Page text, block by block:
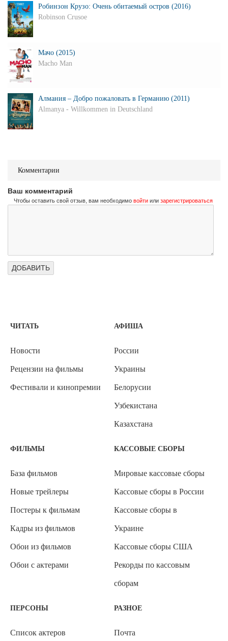
Робинзон Крузо: Очень обитаемый остров (2016)
Robinson Crusoe
Мачо (2015)
Macho Man
Алмания – Добро пожаловать в Германию (2011)
Almanya - Willkommen in Deutschland
Комментарии
Ваш комментарий
Чтобы оставить свой отзыв, вам необходимо войти или зарегистрироваться
ЧИТАТЬ
Новости
Рецензии на фильмы
Фестивали и кинопремии
АФИША
России
Украины
Белорусии
Узбекистана
Казахстана
ФИЛЬМЫ
База фильмов
Новые трейлеры
Постеры к фильмам
Кадры из фильмов
Обои из фильмов
Обои с актерами
КАССОВЫЕ СБОРЫ
Мировые кассовые сборы
Кассовые сборы в России
Кассовые сборы в
Украине
Кассовые сборы США
Рекорды по кассовым
сборам
ПЕРСОНЫ
Список актеров
РАЗНОЕ
Почта